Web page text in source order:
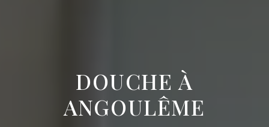
DOUCHE À
ANGOULÊME